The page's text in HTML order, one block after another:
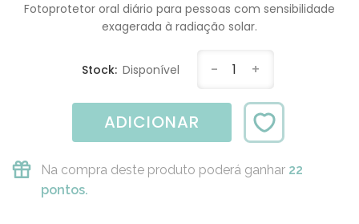
Fotoprotetor oral diário para pessoas com sensibilidade
exagerada à radiação solar.
Stock: Disponível - 1 +
ADICIONAR
Na compra deste produto poderá ganhar 22
pontos.